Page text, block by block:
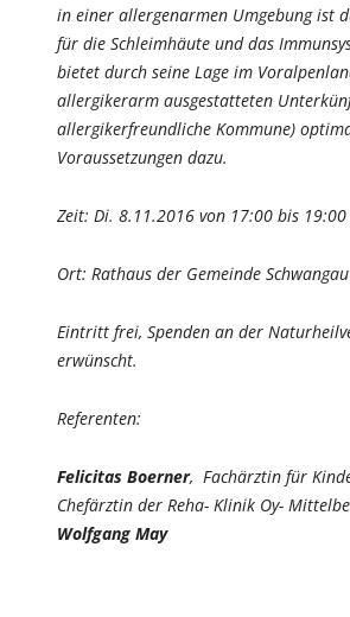
in einer allergenarmen Umgebung ist
für die Schleimhäute und das
bietet durch seine Lage im
allergikerarm ausgestatteten
allergikerfreundliche Kommune)
Voraussetzungen dazu.
Zeit: Di. 8.11.2016 von 17:00 bis
Ort: Rathaus der Gemeinde Schwangau
Eintritt frei, Spenden an der
erwünscht.
Referenten:
Felicitas Boerner, Fachärztin für
Chefärztin der Reha- Klinik Oy-
Wolfgang May